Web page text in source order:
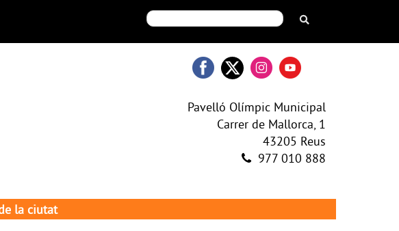
Pavelló Olímpic Municipal
Carrer de Mallorca, 1
43205 Reus
977 010 888
la ciutat